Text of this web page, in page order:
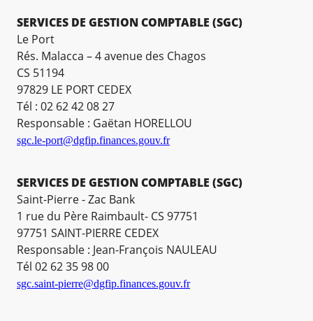
SERVICES DE GESTION COMPTABLE (SGC)
Le Port
Rés. Malacca – 4 avenue des Chagos
CS 51194
97829 LE PORT CEDEX
Tél : 02 62 42 08 27
Responsable : Gaëtan HORELLOU
sgc.le-port@dgfip.finances.gouv.fr
SERVICES DE GESTION COMPTABLE (SGC)
Saint-Pierre - Zac Bank
1 rue du Père Raimbault- CS 97751
97751 SAINT-PIERRE CEDEX
Responsable : Jean-François NAULEAU
Tél 02 62 35 98 00
sgc.saint-pierre@dgfip.finances.gouv.fr